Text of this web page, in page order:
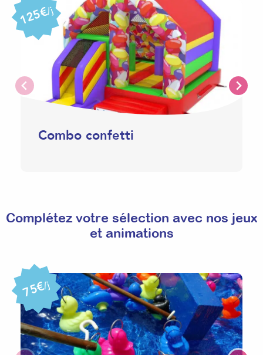
125€/j
Combo confetti
Complétez votre sélection avec nos jeux
et animations
75€/j